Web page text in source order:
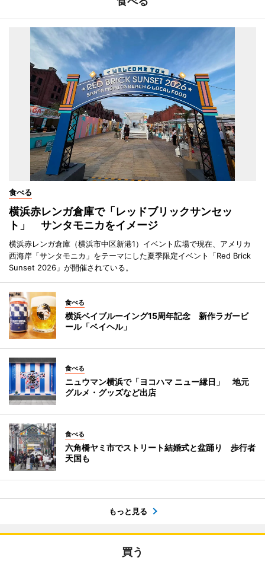
食べる
横浜赤レンガ倉庫で「レッドブリックサンセッ
ト」 サンタモニカをイメージ
横浜赤レンガ倉庫（横浜市中区新港1）イベント広場で現在、アメリカ
西海岸「サンタモニカ」をテーマにした夏季限定イベント「Red Brick
Sunset 2026」が開催されている。
食べる
横浜ベイブルーイング15周年記念 新作ラガービ
ール「ベイヘル」
食べる
ニュウマン横浜で「ヨコハマ ニュー縁日」 地元
グルメ・グッズなど出店
食べる
六角橋ヤミ市でストリート結婚式と盆踊り 歩行者
天国も
もっと見る
買う